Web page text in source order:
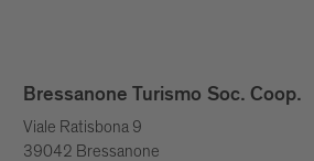
Bressanone Turismo Soc. Coop.
Viale Ratisbona 9
39042 Bressanone